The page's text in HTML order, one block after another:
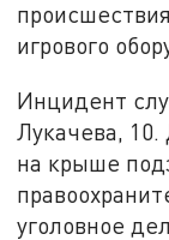
игрового
Инцидент
Лукачева,
на крыше
уголовное